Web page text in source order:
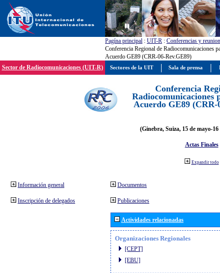
Pagína principal : UIT-R : Conferencias y
Conferencia Regional de Radiocomunicaciones
Acuerdo GE89 (CRR-06-Rev.GE89)
Sector de Radiocomunicaciones (UIT-R)
Conferencia
Radiocomunicaciones
Acuerdo GE89 (CRR-
(Ginebra, Suiza, 15 de mayo-
Actas Finales
Expandir todo
Información general
Inscripción de delegados
Documentos
Publicaciones
Actividades relacionadas
Organizaciones Regionales
[CEPT]
[EBU]
Sectores de la UIT Sala de prensa